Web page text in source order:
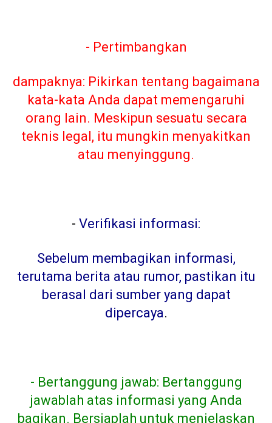
- Pertimbangkan
dampaknya: Pikirkan tentang bagaimana
kata-kata Anda dapat memengaruhi
orang lain. Meskipun sesuatu secara
teknis legal, itu mungkin menyakitkan
atau menyinggung.
- Verifikasi informasi:
Sebelum membagikan informasi,
terutama berita atau rumor, pastikan itu
berasal dari sumber yang dapat
dipercaya.
- Bertanggung jawab: Bertanggung
jawablah atas informasi yang Anda
bagikan. Bersiaplah untuk menjelaskan